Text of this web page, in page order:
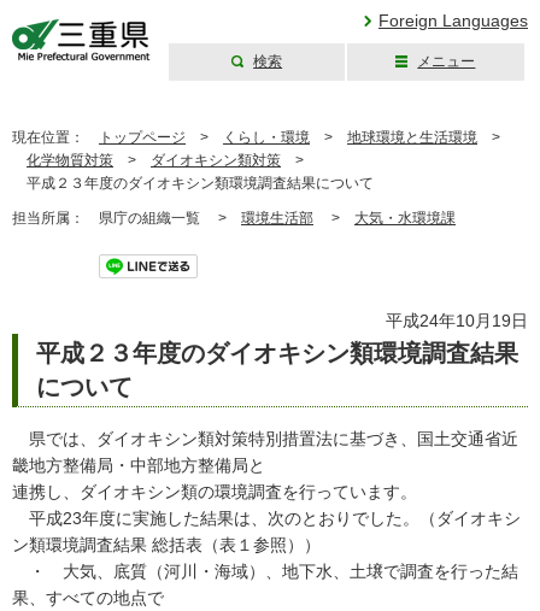
Foreign Languages
検索 メニュー
現在位置： トップページ > くらし・環境 > 地球環境と生活環境 >
化学物質対策 > ダイオキシン類対策 >
平成２３年度のダイオキシン類環境調査結果について
担当所属： 県庁の組織一覧 > 環境生活部 > 大気・水環境課
平成24年10月19日
平成２３年度のダイオキシン類環境調査結果
について
県では、ダイオキシン類対策特別措置法に基づき、国土交通省近
畿地方整備局・中部地方整備局と
連携し、ダイオキシン類の環境調査を行っています。
平成23年度に実施した結果は、次のとおりでした。（ダイオキシ
ン類環境調査結果 総括表（表１参照））
・ 大気、底質（河川・海域）、地下水、土壌で調査を行った結
果、すべての地点で